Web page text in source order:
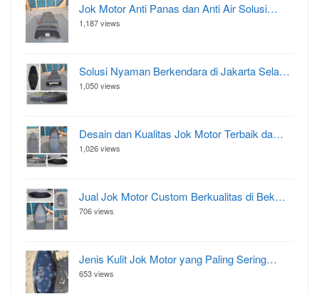
Jok Motor Anti Panas dan Anti Air Solusi…
1,187 views
Solusi Nyaman Berkendara di Jakarta Sela…
1,050 views
Desain dan Kualitas Jok Motor Terbaik da…
1,026 views
Jual Jok Motor Custom Berkualitas di Bek…
706 views
Jenis Kulit Jok Motor yang Paling Sering…
653 views